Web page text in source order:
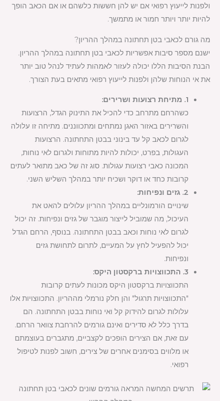
ולפנות לייעוץ רפואי אם יש להן חששות כלשהם או אם הכאב הופך
להיות יותר ויותר חמור או מתמשך.
מה גורם לכאבי בטן תחתונה במהלך ההריון?
ישנם מספר סיבות אפשריות לכאבי בטן תחתונה במהלך ההריון.
הבנת הסיבות הללו יכולה לעזור לאמהות לעתיד לנהל טוב יותר
את אי הנוחות שלהן ולפנות לייעוץ רפואי מתאים בעת הצורך.
1. מתיחת רצועות ושרירים:
כשהרחם מתרחב כדי להכיל את התינוק הגדל, הרצועות
והשרירים באזור האגן נמתחים ומתכווננים. מתיחה זו עלולה
לגרום לכאב קל עד בינוני בבטן התחתונה. הרצועות
העגולות, בפרט, יכולות להיות מתוחות ולגרום לאי נוחות,
המכונה כאבי רצועות עגולות. סוג זה של כאב מתואר לעתים
קרובות כחד או דוקר ושכיח יותר במהלך השליש השני.
2. גזים ונפיחות:
שינויים הורמונליים במהלך ההריון עלולים להאט את
העיכול, מה שמוביל לייצור מוגבר של גזים ונפיחות. זה יכול
לגרום לאי נוחות וכאב בבטן התחתונה. בנוסף, הרחם הגדל
יכול להפעיל לחץ על המעיים, לתרום לתחושת גזים
ונפיחות.
3. התכווצויות ברקסטון היקס:
התכווצויות ברקסטון היקס מכונות לעתים קרובות
"התכווצויות תרגול" והן חלק נורמלי מההריון. התכווצויות אלו
עלולות לגרום להידוק קל ואי נוחות בבטן התחתונה. הם
בדרך כלל לא סדירים ואינם גורמים להרחבת צוואר הרחם.
עם זאת, אם הצירים הופכים לקצביים, מתגברים בעוצמתם
או מלווים בסימנים אחרים של צירים, חשוב לפנות לטיפול
רפואי.